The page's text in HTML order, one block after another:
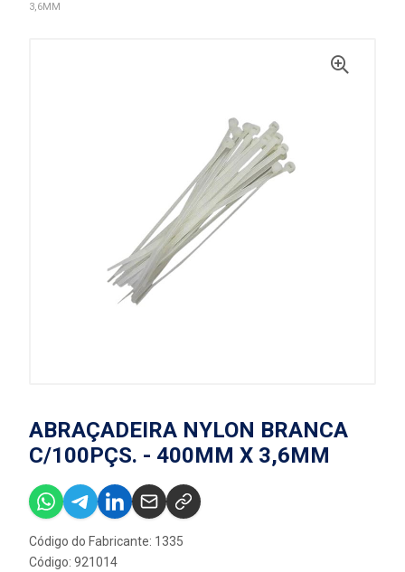
3,6MM
ABRAÇADEIRA NYLON BRANCA
C/100PÇS. - 400MM X 3,6MM
Código do Fabricante: 1335
Código: 921014